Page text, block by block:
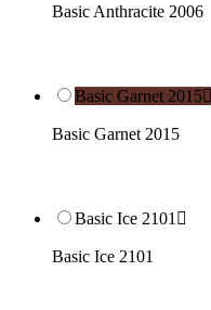
Basic Anthracite 2006
Basic Garnet 2015
Basic Garnet 2015
Basic Ice 2101 
Basic Ice 2101